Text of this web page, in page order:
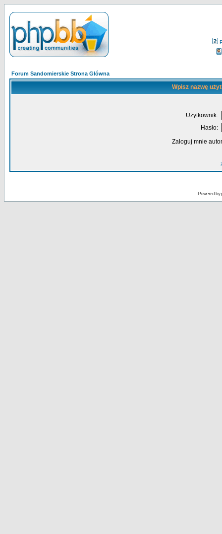
Forum Sandomierskie Strona Główna
Wpisz nazwę
Użytkownik:
Hasło:
Zaloguj mnie
Powered by